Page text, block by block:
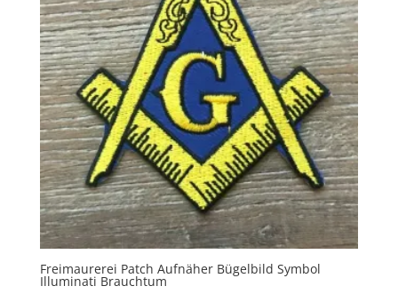
Freimaurerei Patch Aufnäher Bügelbild Symbol
Illuminati Brauchtum